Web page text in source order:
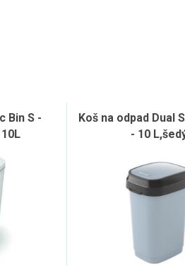
Bin S -
Koš na odpad Dual
- 10